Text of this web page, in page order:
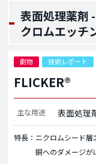
表面処理薬剤
クロムエッチ
劇物 技術レポート
FLICKER®
主な用途 表面処理
特長：ニクロムシード層
銅へのダメージが